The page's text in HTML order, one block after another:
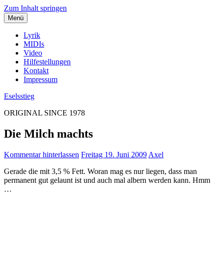
Zum Inhalt springen
Menü
Lyrik
MIDIs
Video
Hilfestellungen
Kontakt
Impressum
Eselsstieg
ORIGINAL SINCE 1978
Die Milch machts
Kommentar hinterlassen Freitag 19. Juni 2009 Axel
Gerade die mit 3,5 % Fett. Woran mag es nur liegen, dass man
permanent gut gelaunt ist und auch mal albern werden kann. Hmm
…